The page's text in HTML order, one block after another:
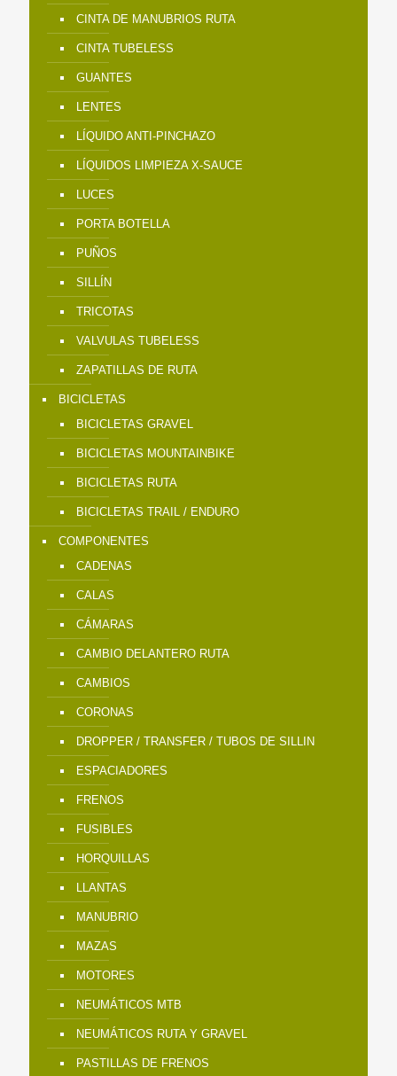
CINTA DE MANUBRIOS RUTA
CINTA TUBELESS
GUANTES
LENTES
LÍQUIDO ANTI-PINCHAZO
LÍQUIDOS LIMPIEZA X-SAUCE
LUCES
PORTA BOTELLA
PUÑOS
SILLÍN
TRICOTAS
VALVULAS TUBELESS
ZAPATILLAS DE RUTA
BICICLETAS
BICICLETAS GRAVEL
BICICLETAS MOUNTAINBIKE
BICICLETAS RUTA
BICICLETAS TRAIL / ENDURO
COMPONENTES
CADENAS
CALAS
CÁMARAS
CAMBIO DELANTERO RUTA
CAMBIOS
CORONAS
DROPPER / TRANSFER / TUBOS DE SILLIN
ESPACIADORES
FRENOS
FUSIBLES
HORQUILLAS
LLANTAS
MANUBRIO
MAZAS
MOTORES
NEUMÁTICOS MTB
NEUMÁTICOS RUTA Y GRAVEL
PASTILLAS DE FRENOS